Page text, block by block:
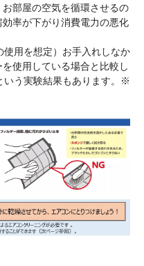
部屋の空気を循環させるの
率が下がり消費電力の悪化
用を想定）お手入れしなか
使用している場合と比較し
いう実験結果もあります。※